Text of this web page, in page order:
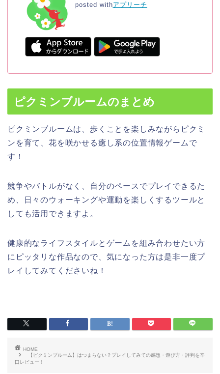
posted withアプリーチ
ピクミンブルームのまとめ
ピクミンブルームは、歩くことを楽しみながらピクミ
ンを育て、花を咲かせる癒し系の位置情報ゲームで
す！
競争やバトルがなく、自分のペースでプレイできるた
め、日々のウォーキングや運動を楽しくするツールと
しても活用できますよ。
健康的なライフスタイルとゲームを組み合わせたい方
にピッタリな作品なので、気になった方は是非一度プ
レイしてみてくださいね！
HOME
【ピクミンブルーム】はつまらない？プレイしてみての感想・遊び方・評判を辛
口レビュー！